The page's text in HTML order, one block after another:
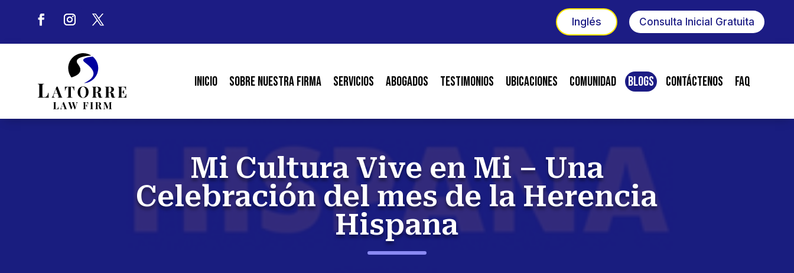
Inglés Consulta Inicial Gratuita
Inicio Sobre Nuestra Firma Servicios Abogados Testimonios Ubicaciones Comunidad Blogs Contáctenos FAQ
Mi Cultura Vive en Mi – Una
Celebración del mes de la Herencia
Hispana